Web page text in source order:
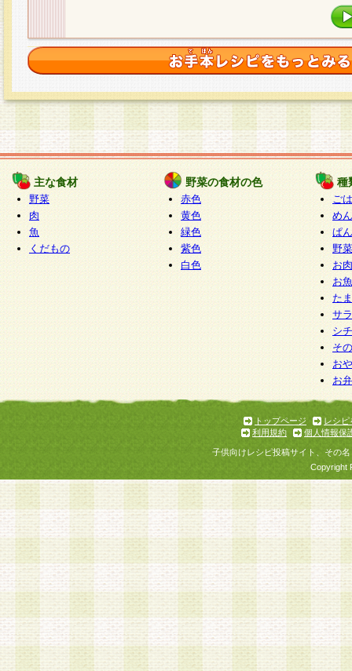
主な食材
野菜
肉
魚
くだもの
野菜の食材の色
赤色
黄色
緑色
紫色
白色
種
ご
めん
ぱん
野
お
お
た
サ
シ
そ
お
お
トップページ
レシピ
利用規約
個人情報保
子供向けレシピ投稿サイト、その
Copyright